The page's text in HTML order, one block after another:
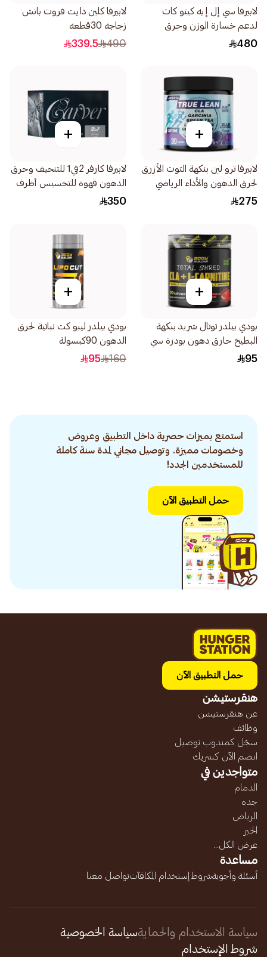
لابيرفا سي إل إيه كيتو كات
لدعم خسارة الوزن وحرق
الدهون كبسولات ثنائية
480
لابيرفا كلين دايت فروت بانش
زجاجه 30قطعه
490
339.5
+
لابيرفا ترو لين بنكهة التوت الأزرق
لحرق الدهون والأداء الرياضي
بودرة 210جرام
275
+
لابيرفا كارفر 2في1 للتنحيف وحرق
الدهون قهوة للتخسيس أظرف
30×12جرام
350
+
بودي بيلدر توتال شريد بنكهة
البطيخ حارق دهون بودرة سي
إل إيه مع كارنيتين 210جرام
95
+
بودي بيلدر ليبو كت نباتية لحرق
الدهون 90كبسولة
160
95
استمتع بميزات حصرية داخل التطبيق وعروض
وخصومات مميزة. وتوصيل مجاني لمدة سنة كاملة
للمستخدمين الجدد!
حمل التطبيق الآن
حمل التطبيق الآن
هنقرستيشن
عن هنقرستيشن
وظائف
سجّل كمندوب توصيل
انضم الآن كشريك
متواجدين في
الدمام
جده
الرياض
الخبر
عرض الكل...
مساعدة
أسئلة وأجوبةشروط إستخدام المكافآتتواصل معنا
سياسة الاستخدام والحمايةسياسة الخصوصية
شروط الإستخدام